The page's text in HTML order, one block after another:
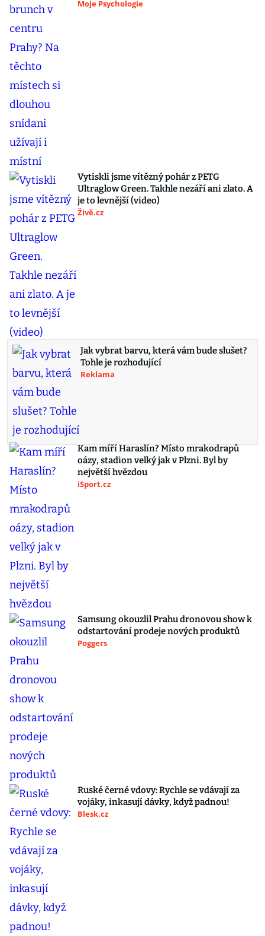
Moje Psychologie
Vytiskli jsme vítězný pohár z PETG
Ultraglow Green. Takhle nezáří ani zlato. A
je to levnější (video)
Živě.cz
Jak vybrat barvu, která vám bude slušet?
Tohle je rozhodující
Reklama
Kam míří Haraslín? Místo mrakodrapů
oázy, stadion velký jak v Plzni. Byl by
největší hvězdou
iSport.cz
Samsung okouzlil Prahu dronovou show k
odstartování prodeje nových produktů
Poggers
Ruské černé vdovy: Rychle se vdávají za
vojáky, inkasují dávky, když padnou!
Blesk.cz